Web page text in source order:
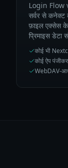
Login Flow
सर्वर से
फ़ाइल एक्सेस
प्रिमाइस डेटा
कोई भी
कोई ऐप
WebDAV-